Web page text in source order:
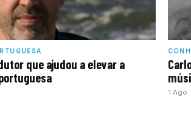
que ajudou a elevar a
1 Ago